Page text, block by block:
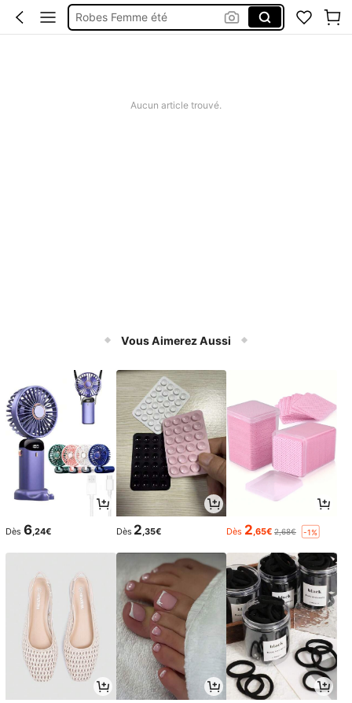
Robes Femme été
Aucun article trouvé.
Vous Aimerez Aussi
Dès 6,24€ Dès 2 ,35€ Dès 2 ,65€ 2,68€ -1%